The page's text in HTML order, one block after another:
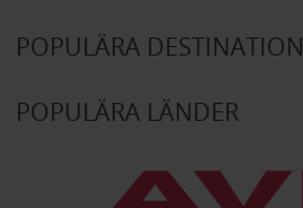
POPULÄRA
POPULÄRA LÄNDER